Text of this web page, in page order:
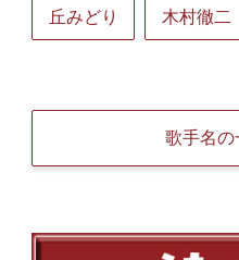
丘みどり 木村徹二
歌手名の